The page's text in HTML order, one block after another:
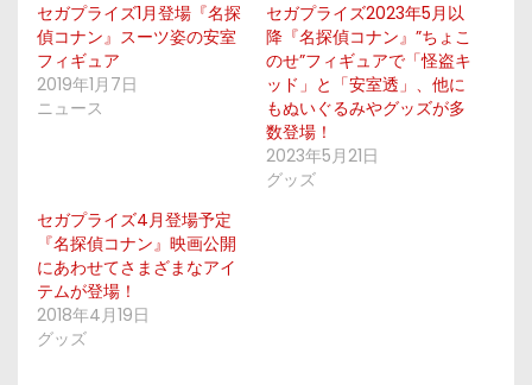
セガプライズ1月登場『名探
偵コナン』スーツ姿の安室
フィギュア
2019年1月7日
ニュース
セガプライズ2023年5月以
降『名探偵コナン』”ちょこ
のせ”フィギュアで「怪盗キ
ッド」と「安室透」、他に
もぬいぐるみやグッズが多
数登場！
2023年5月21日
グッズ
セガプライズ4月登場予定
『名探偵コナン』映画公開
にあわせてさまざまなアイ
テムが登場！
2018年4月19日
グッズ